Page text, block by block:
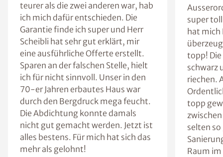
teurer als die zwei anderen war, hab
ich mich dafür entschieden. Die
Garantie finde ich super und Herr
Scheibli hat sehr gut erklärt, mir
eine ausführliche Offerte erstellt.
Sparen an der falschen Stelle, hielt
ich für nicht sinnvoll. Unser in den
70-er Jahren erbautes Haus war
durch den Bergdruck mega feucht.
Die Abdichtung konnte damals
nicht gut gemacht werden. Jetzt ist
alles bestens. Für mich hat sich das
mehr als gelohnt!
super
hat mich
topp! Die
schwarz
riechen.
topp
selten
Raum